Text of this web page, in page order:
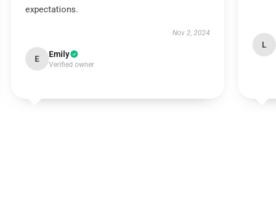
expectations.
Nov 2, 2024
E Emily
Verified owner
L